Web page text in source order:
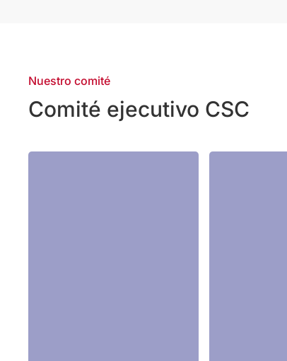
Nuestro comité
Comité ejecutivo CSC